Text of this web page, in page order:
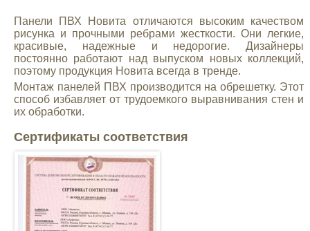
Панели ПВХ Новита отличаются высоким качеством
рисунка и прочными ребрами жесткости. Они легкие,
красивые, надежные и недорогие. Дизайнеры
постоянно работают над выпуском новых коллекций,
поэтому продукция Новита всегда в тренде.
Монтаж панелей ПВХ производится на обрешетку. Этот
способ избавляет от трудоемкого выравнивания стен и
их обработки.
Сертификаты соответствия
Suzuki
Toyota
Volkswagen
УАЗ
Дополнительные товары